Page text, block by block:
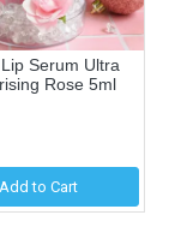
Serum Ultra
Rose 5ml
to Cart